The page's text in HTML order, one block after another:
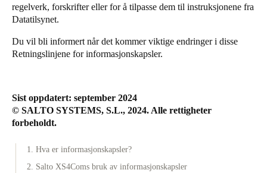
regelverk, forskrifter eller for å tilpasse dem til instruksjonene fra
Datatilsynet.
Du vil bli informert når det kommer viktige endringer i disse
Retningslinjene for informasjonskapsler.
Sist oppdatert: september 2024
© SALTO SYSTEMS, S.L., 2024. Alle rettigheter
forbeholdt.
1. Hva er informasjonskapsler?
2. Salto XS4Coms bruk av informasjonskapsler